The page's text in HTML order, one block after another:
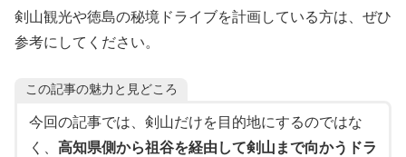
剣山観光や徳島の秘境ドライブを計画している方は、ぜひ
参考にしてください。
この記事の魅力と見どころ
今回の記事では、剣山だけを目的地にするのではな
く、 高知県側から祖谷を経由して剣山まで向かうドラ